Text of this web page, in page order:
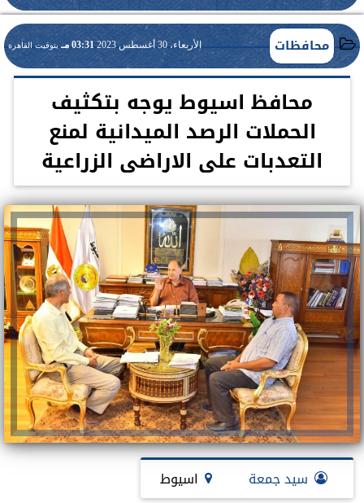
محافظات الأربعاء، 30 أغسطس 2023 03:31 مـ بتوقيت القاهرة
محافظ اسيوط يوجه بتكثيف
الحملات الرصد الميدانية لمنع
التعدبات على الاراضى الزراعية
سيد جمعة اسيوط